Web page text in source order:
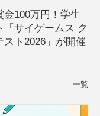
金100万円！学生
サイゲームス ク
スト2026」が開催
一覧